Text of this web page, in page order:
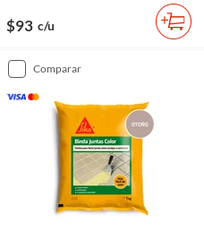
$93 c/u
comparar